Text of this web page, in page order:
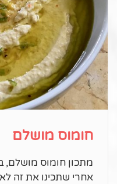
חומוס מושלם
מתכון חומוס
אחרי שתכינו את זה